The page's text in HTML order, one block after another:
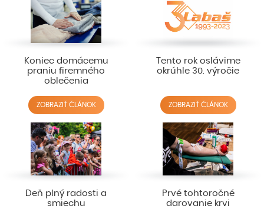
Koniec domácemu
praniu firemného
oblečenia
ZOBRAZIŤ ČLÁNOK
Tento rok oslávime
okrúhle 30. výročie
ZOBRAZIŤ ČLÁNOK
Deň plný radosti a
smiechu
Prvé tohtoročné
darovanie krvi